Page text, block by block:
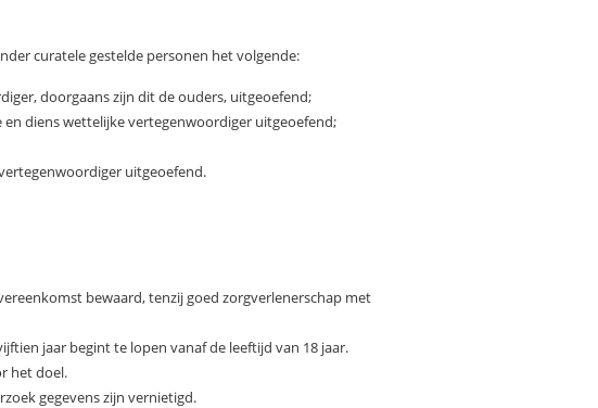
curatele gestelde personen het volgende:
doorgaans zijn dit de ouders, uitgeoefend;
diens wettelijke vertegenwoordiger uitgeoefend;
uitgeoefend.
bewaard, tenzij goed zorgverlenerschap met
jaar begint te lopen vanaf de leeftijd van 18 jaar.
het doel.
gegevens zijn vernietigd.